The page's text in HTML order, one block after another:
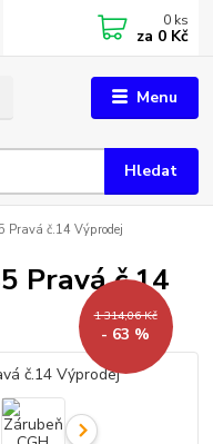
Menu
Hledat
0 ks
za 0 Kč
Pravá č.14 Výprodej
Pravá č.14
1 314,06 Kč
- 63 %